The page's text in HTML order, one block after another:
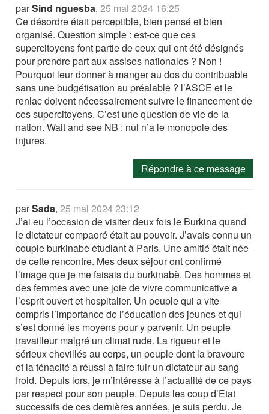
parSind nguesba,25 mai 2024 16:25
Ce désordre était perceptible, bien pensé et bien
organisé. Question simple : est-ce que ces
supercitoyens font partie de ceux qui ont été désignés
pour prendre part aux assises nationales ? Non !
Pourquoi leur donner à manger au dos du contribuable
sans une budgétisation au préalable ? l’ASCE et le
renlac doivent nécessairement suivre le financement de
ces supercitoyens. C’est une question de vie de la
nation. Wait and see NB : nul n’a le monopole des
injures.
Répondre à ce message
parSada,25 mai 2024 23:12
J’ai eu l’occasion de visiter deux fois le Burkina quand
le dictateur compaoré était au pouvoir. J’avais connu un
couple burkinabè étudiant à Paris. Une amitié était née
de cette rencontre. Mes deux séjour ont confirmé
l’image que je me faisais du burkinabè. Des hommes et
des femmes avec une joie de vivre communicative a
l’esprit ouvert et hospitalier. Un peuple qui a vite
compris l’importance de l’éducation des jeunes et qui
s’est donné les moyens pour y parvenir. Un peuple
travailleur malgré un climat rude. La rigueur et le
sérieux chevillés au corps, un peuple dont la bravoure
et la ténacité a réussi à faire fuir un dictateur au sang
froid. Depuis lors, je m’intéresse à l’actualité de ce pays
par respect pour son peuple. Depuis les coup d’Etat
successifs de ces dernières années, je suis perdu. Je